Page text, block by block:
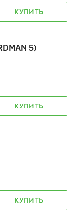
КУПИТЬ
5)
КУПИТЬ
КУПИТЬ